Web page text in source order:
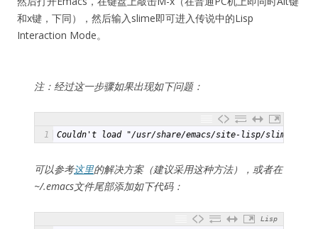
和x键，下同），然后输入slime即可进入传说中的Lisp
Interaction Mode。
注：经过这一步骤如果出现如下问题：
1 Couldn't load "/usr/share/emacs/site-lisp/slime/
可以参考这里的解决方案（建议采用这种方法），或者在
~/.emacs文件尾部添加如下代码：
Lisp